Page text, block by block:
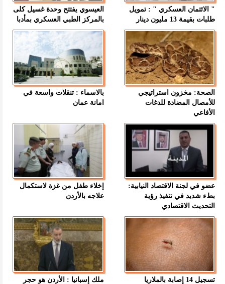
" الائتمان العسكري " : تمويل
طلبات بقيمة 13 مليون دينار
العيسوي يفتتح وحدة غسيل كلى
بالمركز الطبي العسكري بمأدبا
الصحة: مخزون استراتيجي
للأمصال المضادة للدغات
الأفاعي
بالاسماء : تنقلات واسعة في
امانة عمان
عضو في لجنة الاقتصاد النيابية:
بطء شديد في تنفيذ رؤية
التحديث الاقتصادي
إخلاء طفل من غزة لاستكمال
علاجه بالأردن
تسجيل 14 إصابة بالملاريا
ملك إسبانيا : الأردن هو حجر